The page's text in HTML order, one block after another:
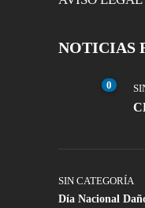
NOTICIAS
0
SIN CATEGORÍA
Día Nacional